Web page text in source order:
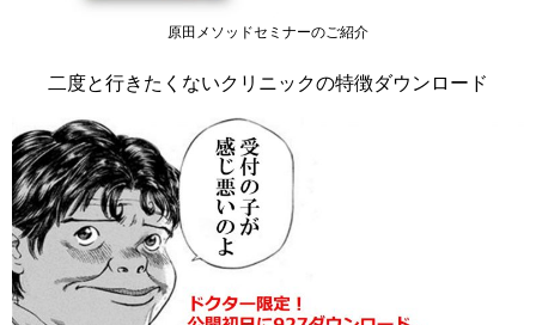
原田メソッドセミナーのご紹介
二度と行きたくないクリニックの特徴ダウンロード